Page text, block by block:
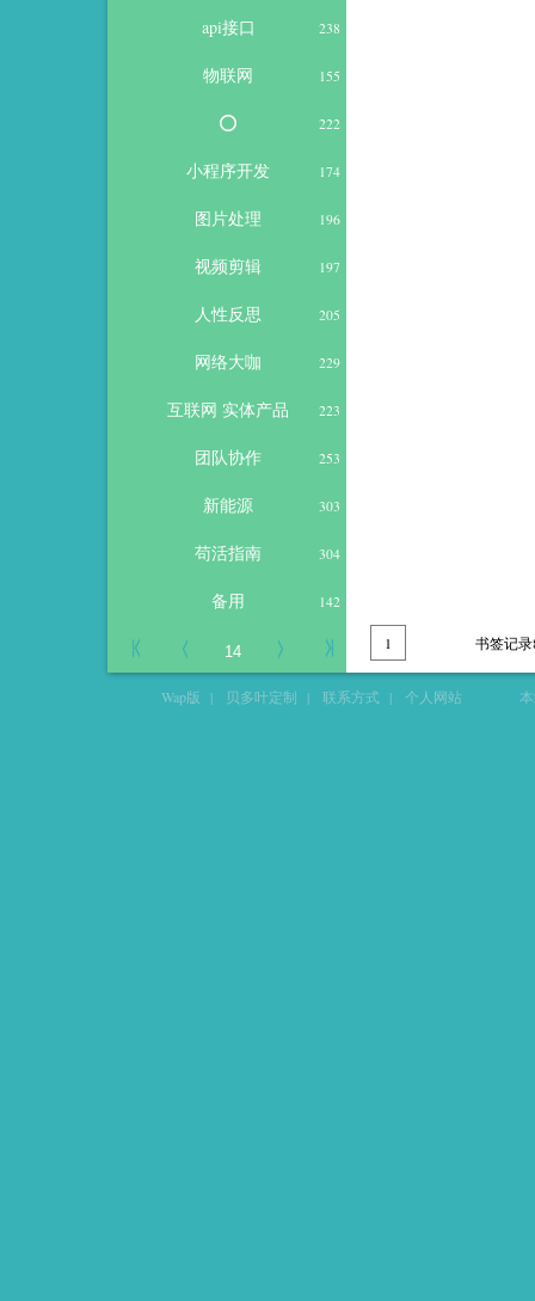
api接口 238
物联网 155
⭕ 222
小程序开发 174
图片处理 196
视频剪辑 197
人性反思 205
网络大咖 229
互联网 实体产品 223
团队协作 253
新能源 303
苟活指南 304
备用 142
1 书签记
Wap版 | 贝多叶定制 | 联系方式 | 个人网站 本站